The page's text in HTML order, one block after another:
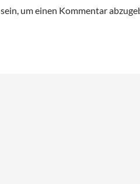
sein, um einen Kommentar